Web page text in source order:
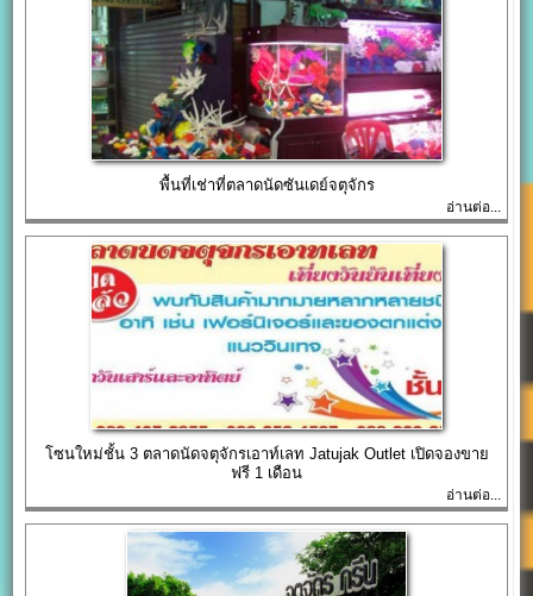
พื้นที่เช่าที่ตลาดนัดซันเดย์จตุจักร
อ่านต่อ...
โซนใหม่ชั้น 3 ตลาดนัดจตุจักรเอาท์เลท Jatujak Outlet เปิดจองขาย
ฟรี 1 เดือน
อ่านต่อ...